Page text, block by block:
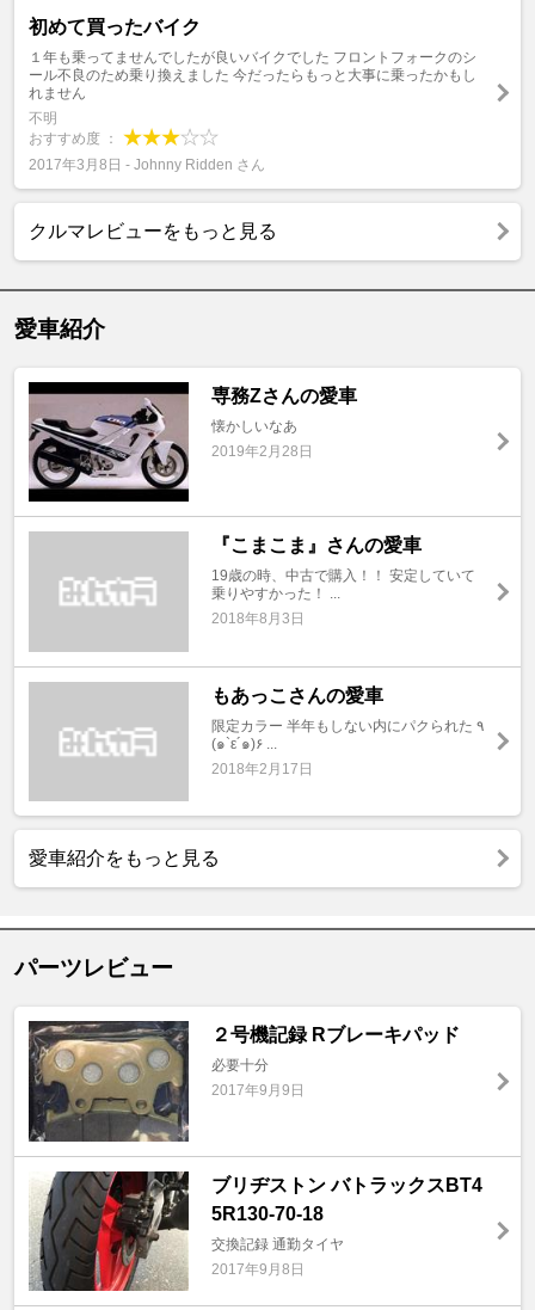
初めて買ったバイク
１年も乗ってませんでしたが良いバイクでした フロントフォークのシ
ール不良のため乗り換えました 今だったらもっと大事に乗ったかもし
れません
不明
おすすめ度 ：
2017年3月8日 - Johnny Ridden さん
クルマレビューをもっと見る
愛車紹介
専務Zさんの愛車
懐かしいなあ
2019年2月28日
『こまこま』さんの愛車
19歳の時、中古で購入！！ 安定していて
乗りやすかった！ ...
2018年8月3日
もあっこさんの愛車
限定カラー 半年もしない内にパクられた ٩
(๑`ε´๑)۶ ...
2018年2月17日
愛車紹介をもっと見る
パーツレビュー
２号機記録 Rブレーキパッド
必要十分
2017年9月9日
ブリヂストン バトラックスBT4
5R130-70-18
交換記録 通勤タイヤ
2017年9月8日